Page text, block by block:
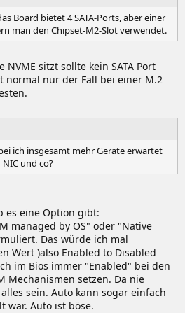
Board bietet 4 SATA-Ports, aber einer
man den Chipset-M2-Slot verwendet.
sitzt sollte kein SATA Port
normal nur der Fall bei einer M.2
ich insgesamt mehr Geräte erwartet
und co?
es eine Option gibt:
managed by OS" oder "Native
Das würde ich mal
Wert )also Enabled to Disabled
im Bios immer "Enabled" bei den
Mechanismen setzen. Da nie
sein. Auto kann sogar einfach
war. Auto ist böse.